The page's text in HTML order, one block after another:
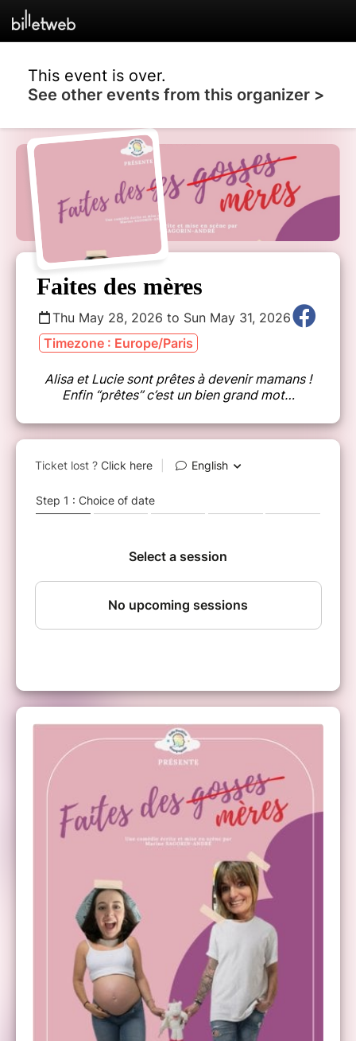
This event is over.
See other events from this organizer >
Faites des mères
Thu May 28, 2026 to Sun May 31, 2026
Timezone : Europe/Paris
Alisa et Lucie sont prêtes à devenir mamans !
Enfin “prêtes” c’est un bien grand mot…